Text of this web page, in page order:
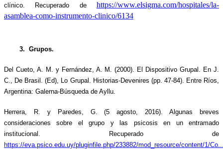
clínico. Recuperado de https://www.elsigma.com/hospitales/la-
asamblea-como-instrumento-clinico/6134
3.  Grupos.
Del Cueto, A. M. y Fernández, A. M. (2000). El Dispositivo Grupal. En J.
C., De Brasil. (Ed), Lo Grupal. Historias-Devenires (pp. 47-84). Entre Ríos,
Argentina: Galerna-Búsqueda de Ayllu.
Herrera, R. y Paredes, G. (5 agosto, 2016). Algunas breves
consideraciones sobre el grupo y las psicosis en un entramado
https://eva.psico.edu.uy/pluginfile.php/233882/mod_resource/content/1/